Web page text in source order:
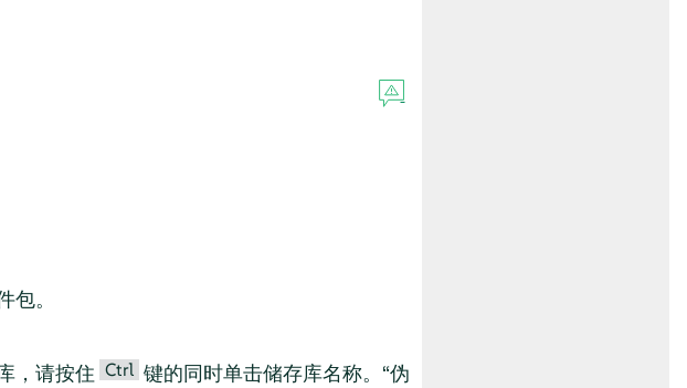
。
，请按住 Ctrl 键的同时单击储存库名称。 “伪